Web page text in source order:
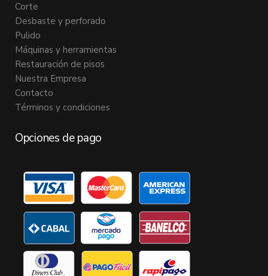
Corte
Desbaste y perforado
Pulido
Máquinas y herramientas
Restauración de pisos
Nuestra Empresa
Contacto
Términos y condiciones
Opciones de pago